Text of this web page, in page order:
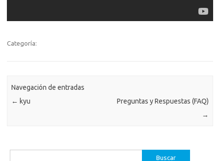
Categoría:
Navegación de entradas
← kyu
Preguntas y Respuestas (FAQ)
→